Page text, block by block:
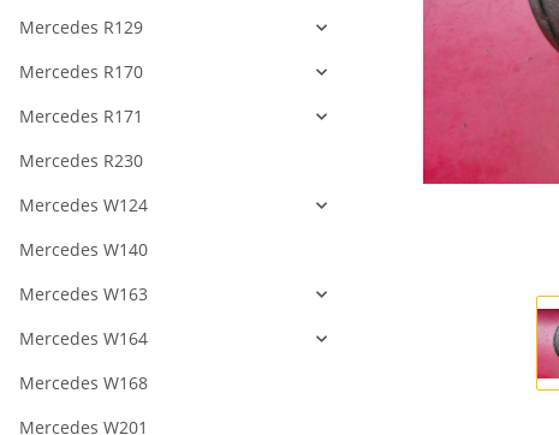
Mercedes R129
Mercedes R170
Mercedes R171
Mercedes R230
Mercedes W124
Mercedes W140
Mercedes W163
Mercedes W164
Mercedes W168
Mercedes W201